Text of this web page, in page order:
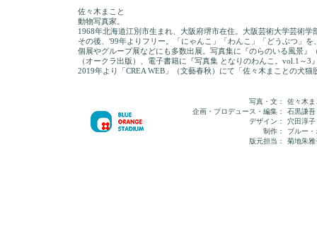
佐々木まこと
動物写真家。
1968年北海道江別市生まれ、大阪府堺市在住。大阪芸術大学芸術
その後、'99年よりフリー。「にゃんこ」「わんこ」「どうぶつ」
個展やグループ展などにも多数出展。写真集に『のらのいる風景』
（オークラ出版）、電子書籍に『写真集 となりのわんこ。vol.1～3
2019年より「CREA WEB」（文藝春秋）にて「佐々木まことの犬猫
写真・文：
企画・プロデュース・編集：
デザイン：
制作：
版元担当：
佐々木ま
石黒謙吾
穴田淳子
ブルー
菊地朱